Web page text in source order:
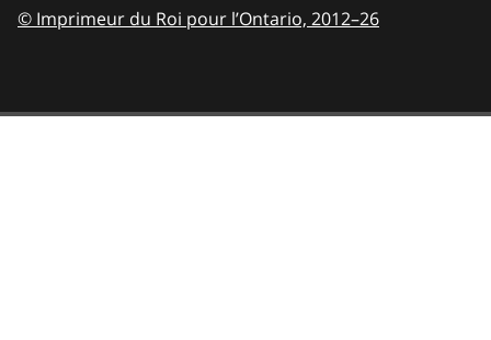
© Imprimeur du Roi pour l’Ontario, 2012–26